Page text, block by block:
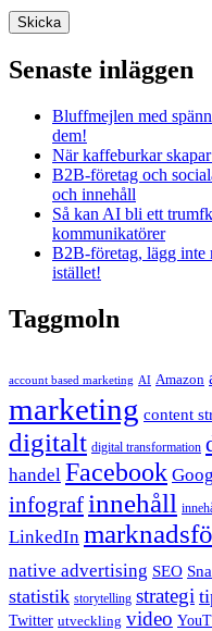
Senaste inläggen
Bluffmejlen med
dem!
När kaffeburkar
B2B-företag och
och innehåll
Så kan AI bli ett
kommunikatörer
B2B-företag, lägg inte
istället!
Taggmoln
account based marketing AI Amazon
marketing content
digitalt digital transformation
handel Facebook
infograf innehåll
LinkedIn
native advertising SEO
statistik storytelling strategi
Twitter utveckling video